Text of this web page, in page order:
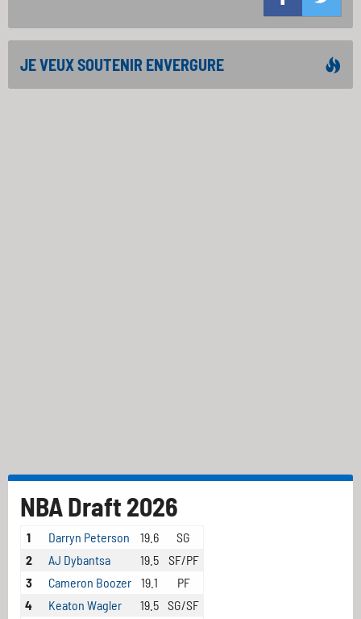
JE VEUX SOUTENIR ENVERGURE
NBA Draft 2026
1 Darryn Peterson 19.6
SG
2
AJ Dybantsa 19.5
SF/PF
3
Cameron Boozer 19.1
PF
4
Keaton Wagler 19.5 SG/SF